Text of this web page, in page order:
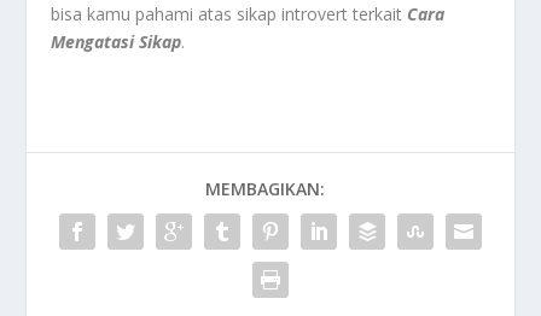
bisa kamu pahami atas sikap introvert terkait Cara
Mengatasi Sikap.
MEMBAGIKAN: